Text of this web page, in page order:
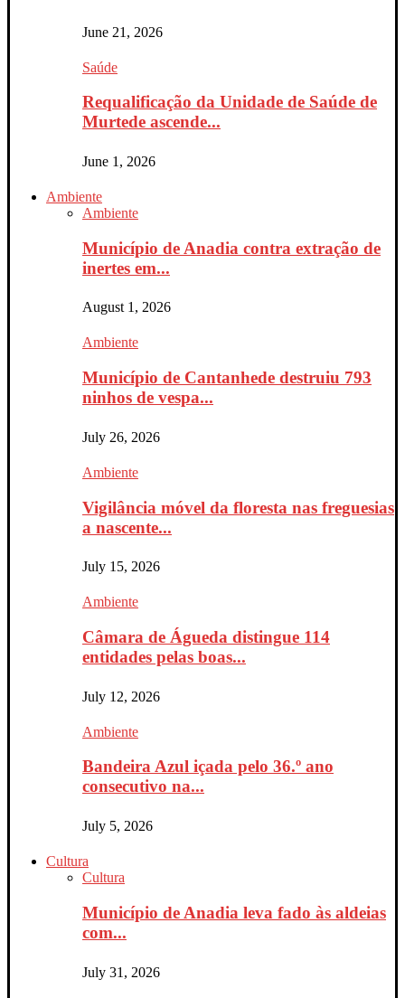
June 21, 2026
Saúde
Requalificação da Unidade de Saúde de
Murtede ascende...
June 1, 2026
Ambiente
Ambiente
Município de Anadia contra extração de
inertes em...
August 1, 2026
Ambiente
Município de Cantanhede destruiu 793
ninhos de vespa...
July 26, 2026
Ambiente
Vigilância móvel da floresta nas freguesias
a nascente...
July 15, 2026
Ambiente
Câmara de Águeda distingue 114
entidades pelas boas...
July 12, 2026
Ambiente
Bandeira Azul içada pelo 36.º ano
consecutivo na...
July 5, 2026
Cultura
Cultura
Município de Anadia leva fado às aldeias
com...
July 31, 2026